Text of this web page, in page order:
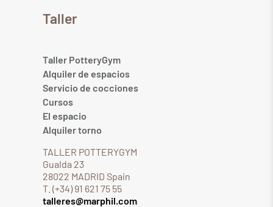
Taller
Taller PotteryGym
Alquiler de espacios
Servicio de cocciones
Cursos
El espacio
Alquiler torno
TALLER POTTERYGYM
Gualda 23
28022 MADRID Spain
T. (+34) 91 621 75 55
talleres@marphil.com